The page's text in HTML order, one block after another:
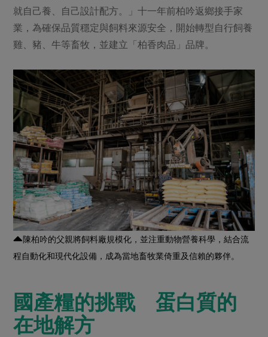
就自己養、自己設計配方。」十一年前柏吟返鄉接手家
業，為確保品質穩定與飼料來源安全，開始轉型自行飼養
雞、豬、牛等畜牧，並建立「柏香肉品」品牌。
陳柏吟的父親將飼料廠規模化，並注重動物營養科學，結合流
程自動化和現代化設備，成為當地畜牧業倚重及信賴的夥伴。
國產糧的挑戰 蛋白質的
在地解方